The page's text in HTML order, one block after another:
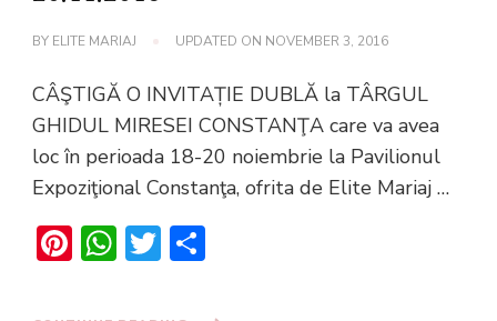
BY ELITE MARIAJ UPDATED ON NOVEMBER 3, 2016
CÂŞTIGĂ O INVITAȚIE DUBLĂ la TÂRGUL
GHIDUL MIRESEI CONSTANŢA care va avea
loc în perioada 18-20 noiembrie la Pavilionul
Expoziţional Constanţa, ofrita de Elite Mariaj …
Pinterest
WhatsApp
Twitter